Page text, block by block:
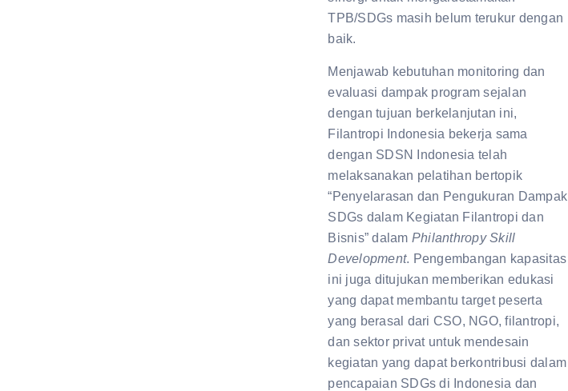
TPB/SDGs masih belum terukur dengan
baik.
Menjawab kebutuhan monitoring dan
evaluasi dampak program sejalan
dengan tujuan berkelanjutan ini,
Filantropi Indonesia bekerja sama
dengan SDSN Indonesia telah
melaksanakan pelatihan bertopik
“Penyelarasan dan Pengukuran Dampak
SDGs dalam Kegiatan Filantropi dan
Bisnis” dalam Philanthropy Skill
Development. Pengembangan kapasitas
ini juga ditujukan memberikan edukasi
yang dapat membantu target peserta
yang berasal dari CSO, NGO, filantropi,
dan sektor privat untuk mendesain
kegiatan yang dapat berkontribusi dalam
pencapaian SDGs di Indonesia dan